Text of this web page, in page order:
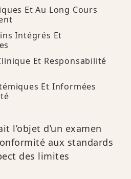
Et Au Long Cours
Intégrés Et
Et Responsabilité
Et Informées
l’objet d’un examen
aux standards
des limites